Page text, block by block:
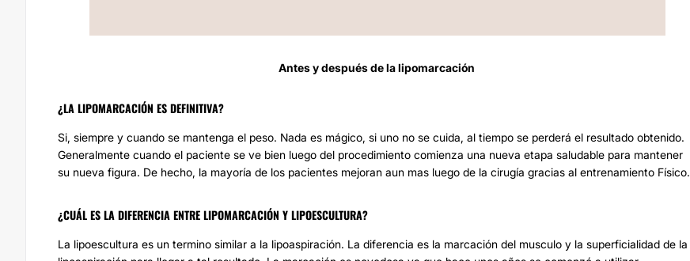
Antes y después de la lipomarcación
¿LA LIPOMARCACIÓN ES DEFINITIVA?
Si, siempre y cuando se mantenga el peso. Nada es mágico, si uno no se cuida, al tiempo se perderá el resultado obtenido.
Generalmente cuando el paciente se ve bien luego del procedimiento comienza una nueva etapa saludable para mantener
su nueva figura. De hecho, la mayoría de los pacientes mejoran aun mas luego de la cirugía gracias al entrenamiento Físico.
¿CUÁL ES LA DIFERENCIA ENTRE LIPOMARCACIÓN Y LIPOESCULTURA?
La lipoescultura es un termino similar a la lipoaspiración. La diferencia es la marcación del musculo y la superficialidad de la